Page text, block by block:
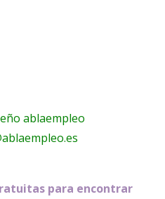
ablaempleo
para encontrar